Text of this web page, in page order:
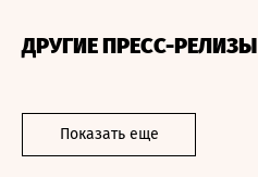
ДРУГИЕ ПРЕСС-РЕЛИЗЫ
Показать еще